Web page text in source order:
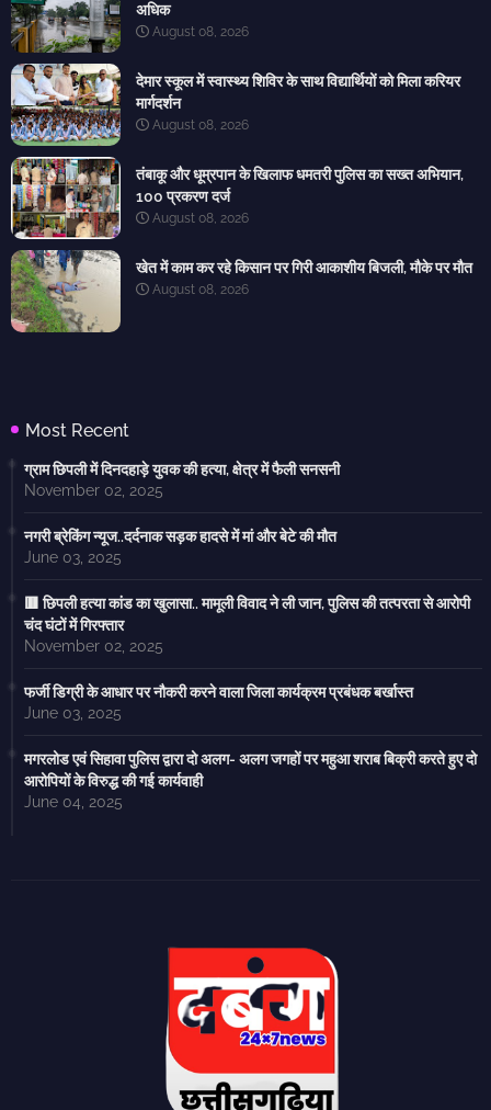
अधिक
August 08, 2026
देमार स्कूल में स्वास्थ्य शिविर के साथ विद्यार्थियों को मिला करियर
मार्गदर्शन
August 08, 2026
तंबाकू और धूम्रपान के खिलाफ धमतरी पुलिस का सख्त अभियान,
100 प्रकरण दर्ज
August 08, 2026
खेत में काम कर रहे किसान पर गिरी आकाशीय बिजली, मौके पर मौत
August 08, 2026
Most Recent
ग्राम छिपली में दिनदहाड़े युवक की हत्या, क्षेत्र में फैली सनसनी
November 02, 2025
नगरी ब्रेकिंग न्यूज..दर्दनाक सड़क हादसे में मां और बेटे की मौत
June 03, 2025
🟥 छिपली हत्या कांड का खुलासा.. मामूली विवाद ने ली जान, पुलिस की तत्परता से आरोपी
चंद घंटों में गिरफ्तार
November 02, 2025
फर्जी डिग्री के आधार पर नौकरी करने वाला जिला कार्यक्रम प्रबंधक बर्खास्त
June 03, 2025
मगरलोड एवं सिहावा पुलिस द्वारा दो अलग- अलग जगहों पर महुआ शराब बिक्री करते हुए दो
आरोपियों के विरुद्ध की गई कार्यवाही
June 04, 2025